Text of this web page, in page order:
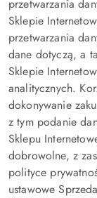
przetwarzania
Sklepie
przetwarzania
dane dotyczą, a
Sklepie
analitycznych.
dokonywanie
z tym podanie
Sklepu
dobrowolne, z
polityce
ustawowe